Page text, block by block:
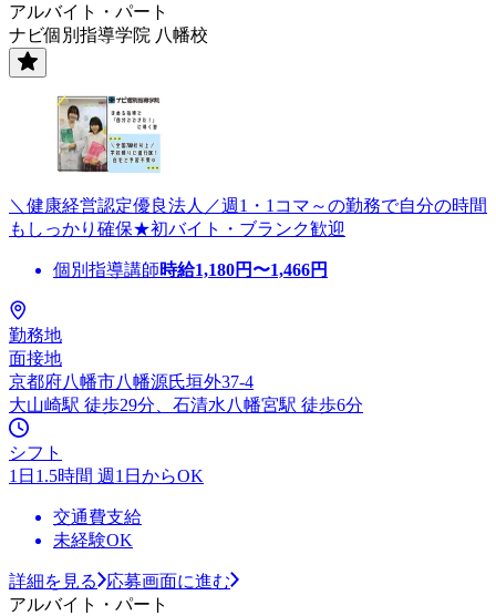
アルバイト・パート
ナビ個別指導学院 八幡校
＼健康経営認定優良法人／週1・1コマ～の勤務で自分の時間
もしっかり確保★初バイト・ブランク歓迎
個別指導講師時給1,180円〜1,466円
勤務地
面接地
京都府八幡市八幡源氏垣外37-4
大山崎駅 徒歩29分、石清水八幡宮駅 徒歩6分
シフト
1日1.5時間 週1日からOK
交通費支給
未経験OK
詳細を見る
応募画面に進む
アルバイト・パート